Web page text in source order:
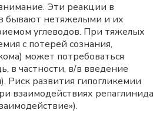
Эти реакции в
бывают нетяжелыми и их
углеводов. При тяжелых
с потерей сознания,
может потребоваться
в частности, в/в введение
Риск развития гипогликемии
взаимодействиях репаглинида